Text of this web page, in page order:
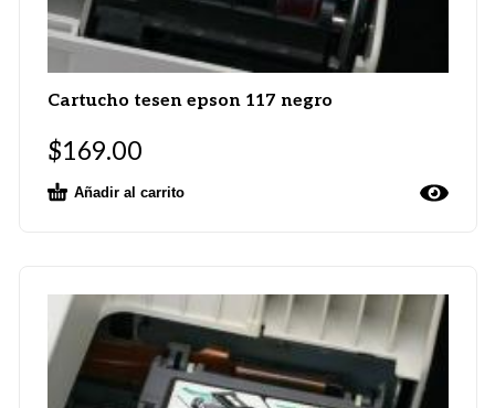
Cartucho tesen epson 117 negro
$169.00
Añadir al carrito